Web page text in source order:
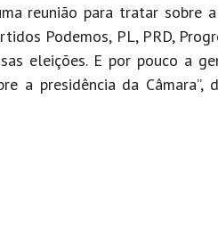
reunião para tratar sobre
Podemos, PL, PRD,
eleições. E por pouco a
a presidência da Câmara”,